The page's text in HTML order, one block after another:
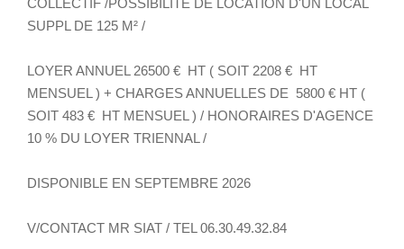
SUPPL DE 125 M² /
LOYER ANNUEL 26500 € HT ( SOIT 2208 € HT
MENSUEL ) + CHARGES ANNUELLES DE 5800 € HT (
SOIT 483 € HT MENSUEL ) / HONORAIRES D'AGENCE
10 % DU LOYER TRIENNAL /
DISPONIBLE EN SEPTEMBRE 2026
V/CONTACT MR SIAT / TEL 06.30.49.32.84